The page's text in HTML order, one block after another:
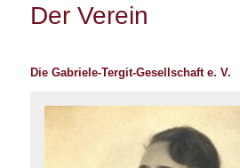
Der Verein
Die Gabriele-Tergit-Gesellschaft e. V.